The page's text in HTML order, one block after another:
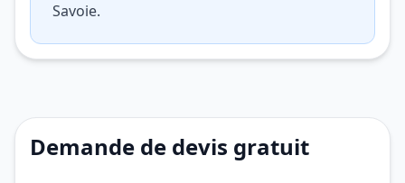
Savoie.
Demande de devis gratuit